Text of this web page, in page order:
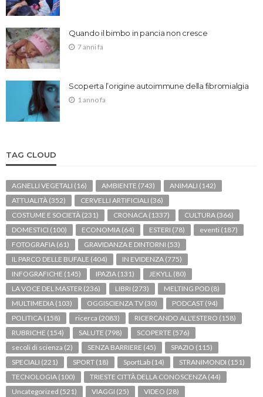
Quando il bimbo in pancia non cresce
7 anni fa
Scoperta l’origine autoimmune della fibromialgia
1 anno fa
TAG CLOUD
AGNELLI VEGETALI (16) AMBIENTE (743) ANIMALI (142)
ATTUALITÀ (352) CERVELLI ARTIFICIALI (36)
COSTUME E SOCIETÀ (231) CRONACA (1337) CULTURA (366)
DOMESTICI (100) ECONOMIA (64) ESTERI (78) eventi (187)
FOTOGRAFIA (61) GRAVIDANZA E DINTORNI (53)
IL PARCO DELLE BUFALE (404) IN EVIDENZA (775)
INFOGRAFICHE (145) IPAZIA (131) JEKYLL (80)
LA VOCE DEL MASTER (236) LIBRI (273) MELTING POD (8)
MULTIMEDIA (103) OGGISCIENZA TV (30) PODCAST (94)
POLITICA (158) ricerca (2083) RICERCANDO ALL'ESTERO (158)
RUBRICHE (154) SALUTE (798) SCOPERTE (576)
secoli di scienza (2) SENZA BARRIERE (45) SPAZIO (115)
SPECIALI (221) SPORT (18) SportLab (14) STRANIMONDI (151)
TECNOLOGIA (100) TRIESTE CITTÀ DELLA CONOSCENZA (44)
Uncategorized (521) VIAGGI (25) VIDEO (28)